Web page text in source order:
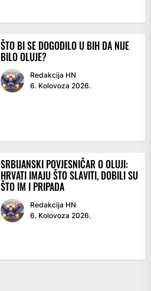
ŠTO BI SE DOGODILO U BIH DA NIJE
BILO OLUJE?
Redakcija HN
6. Kolovoza 2026.
SRBIJANSKI POVJESNIČAR O OLUJI:
HRVATI IMAJU ŠTO SLAVITI, DOBILI SU
ŠTO IM I PRIPADA
Redakcija HN
6. Kolovoza 2026.